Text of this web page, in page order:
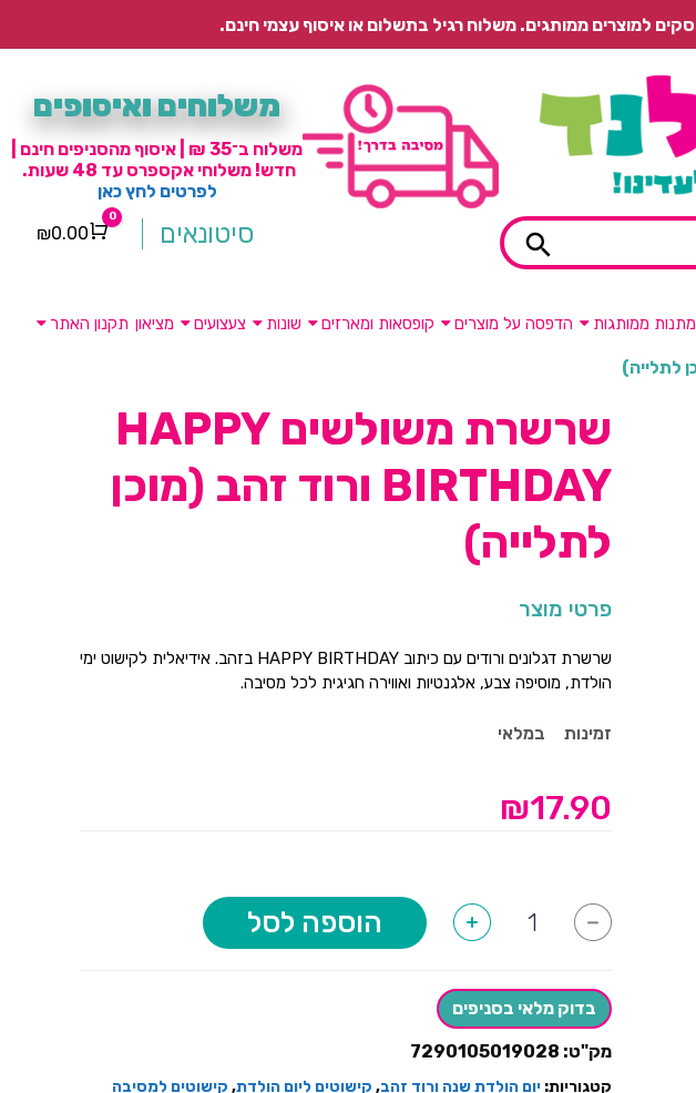
משלוחים ואיסופים
משלוח ב־35 ₪ | איסוף מהסניפים חינם |
חדש! משלוחי אקספרס עד 48 שעות.
לפרטים לחץ כאן
סיטונאים Cart
0
₪0.00
מתנות ממותגות הדפסה על מוצרים קופסאות ומארזים שונות צעצועים מציאון תקנון האתר
שרשרת משולשים HAPPY
BIRTHDAY ורוד זהב (מוכן
לתלייה)
פרטי מוצר
שרשרת דגלונים ורודים עם כיתוב HAPPY BIRTHDAY בזהב. אידיאלית לקישוט ימי
הולדת, מוסיפה צבע, אלגנטיות ואווירה חגיגית לכל מסיבה.
זמינות במלאי
₪17.90
-
של
BIRTHDAY
ורוד
זהב
(מוכן
+ הוספה לסל
בדוק מלאי בסניפים
מק"ט: 7290105019028
קטגוריות: יום הולדת שנה ורוד זהב, קישוטים ליום הולדת, קישוטים למסיבה